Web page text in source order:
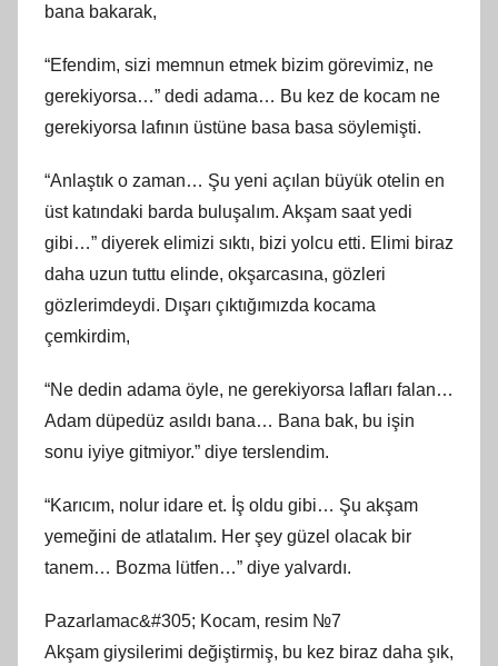
bana bakarak,
“Efendim, sizi memnun etmek bizim görevimiz, ne
gerekiyorsa…” dedi adama… Bu kez de kocam ne
gerekiyorsa lafının üstüne basa basa söylemişti.
“Anlaştık o zaman… Şu yeni açılan büyük otelin en
üst katındaki barda buluşalım. Akşam saat yedi
gibi…” diyerek elimizi sıktı, bizi yolcu etti. Elimi biraz
daha uzun tuttu elinde, okşarcasına, gözleri
gözlerimdeydi. Dışarı çıktığımızda kocama
çemkirdim,
“Ne dedin adama öyle, ne gerekiyorsa lafları falan…
Adam düpedüz asıldı bana… Bana bak, bu işin
sonu iyiye gitmiyor.” diye terslendim.
“Karıcım, nolur idare et. İş oldu gibi… Şu akşam
yemeğini de atlatalım. Her şey güzel olacak bir
tanem… Bozma lütfen…” diye yalvardı.
Pazarlamac&#305; Kocam, resim №7
Akşam giysilerimi değiştirmiş, bu kez biraz daha şık,